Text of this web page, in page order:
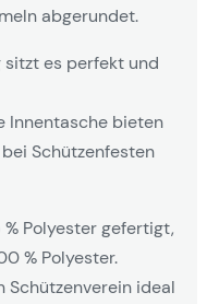
abgerundet.
sitzt es perfekt und
Innentasche bieten
Schützenfesten
Polyester gefertigt,
% Polyester.
Schützenverein ideal